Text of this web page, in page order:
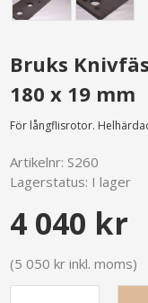
Bruks
180 x 19 mm
För långflisrotor.
Artikelnr: S260
Lagerstatus: I lager
4 040 kr
(5 050 kr inkl. moms)